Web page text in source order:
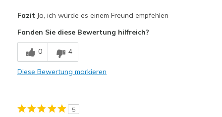
Größe
Fazit Ja, ich würde es einem Freund empfehlen
Fanden Sie diese Bewertung hilfreich?
0 4
Diese Bewertung markieren
5